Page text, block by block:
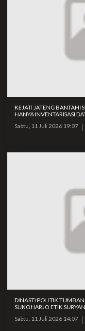
KEJATI JATENG BANTAH
HANYA INVENTARISASI
Sabtu, 11 Juli 2026 19:07
DINASTI POLITIK
SUKOHARJO ETIK
Sabtu, 11 Juli 2026 14:07